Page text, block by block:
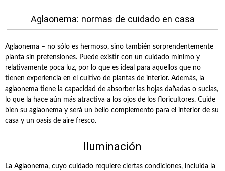
Aglaonema: normas de cuidado en casa
Aglaonema – no sólo es hermoso, sino también sorprendentemente
planta sin pretensiones. Puede existir con un cuidado mínimo y
relativamente poca luz, por lo que es ideal para aquellos que no
tienen experiencia en el cultivo de plantas de interior. Además, la
aglaonema tiene la capacidad de absorber las hojas dañadas o sucias,
lo que la hace aún más atractiva a los ojos de los floricultores. Cuide
bien su aglaonema y será un bello complemento para el interior de su
casa y un oasis de aire fresco.
Iluminación
La Aglaonema, cuyo cuidado requiere ciertas condiciones, incluida la